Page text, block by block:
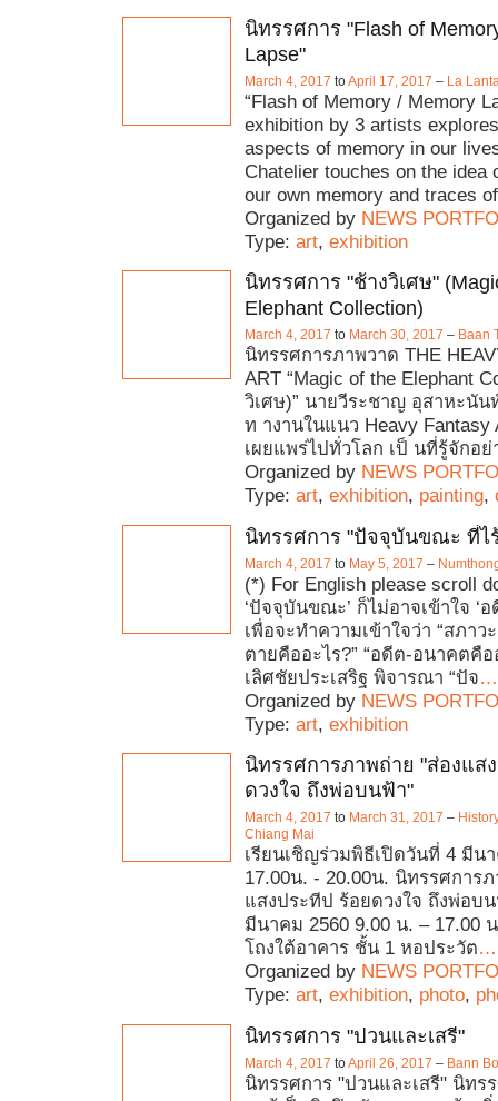
นิทรรศการ "Flash of
Lapse"
March 4, 2017 toApril 17, 2017 – La
“Flash of Memory / Memory
exhibition by 3 artists
aspects of memory in our
Chatelier touches on the idea
our own memory and traces
Organized by NEWS
Type: art, exhibition
นิทรรศการ "ช้างวิเศษ"
Elephant Collection)
March 4, 2017 to March 30, 2017 – Baan
นิทรรศการภาพวาด THE
ART “Magic of the Elephant
วิเศษ)” นายวีระชาญ อุสาหะนั
ท างานในแนว Heavy Fantasy
เผยแพร่ไปทั่วโลก เป็ นที่รู้จักอย่
Organized by NEWS
Type: art, exhibition, painting,
นิทรรศการ "ปัจจุบันขณะ ที่ไ
March 4, 2017 to May 5, 2017 –
(*) For English please scroll
‘ปัจจุบันขณะ’ ก็ไม่อาจเข้าใจ ‘
เพื่อจะทำความเข้าใจว่า “สภาว
ตายคืออะไร?” “อดีต-อนาคตคือ
เลิศชัยประเสริฐ พิจารณา “ปัจ…
Organized by NEWS
Type: art, exhibition
นิทรรศการภาพถ่าย "ส่องแส
ดวงใจ ถึงพ่อบนฟ้า"
March 4, 2017 to March 31, 2017 –
Chiang Mai
เรียนเชิญร่วมพิธีเปิดวันที่ 4 มีน
17.00น. - 20.00น. นิทรรศการ
แสงประทีป ร้อยดวงใจ ถึงพ่อบ
มีนาคม 2560 9.00 น. – 17.00
โถงใต้อาคาร ชั้น 1 หอประวัต…
Organized by NEWS
Type: art, exhibition, photo,
นิทรรศการ "ปวนและเสรี"
March 4, 2017 toApril 26, 2017 – Bann
นิทรรศการ "ปวนและเสรี" นิทร